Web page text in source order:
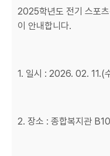
2025학년도 전기 스포
이 안내합니다.
1. 일시 : 2026. 02. 11.(
2. 장소 : 종합복지관